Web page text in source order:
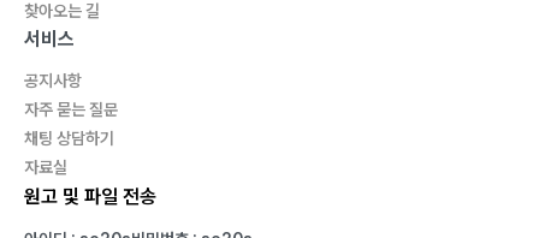
찾아오는 길
서비스
공지사항
자주 묻는 질문
채팅 상담하기
자료실
원고 및 파일 전송